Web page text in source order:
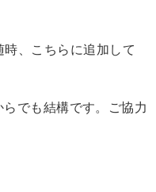
、こちらに追加して
でも結構です。ご協力